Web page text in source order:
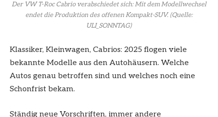
Der VW T‑Roc Cabrio verabschiedet sich: Mit dem Modellwechsel
endet die Produktion des offenen Kompakt-SUV. (Quelle:
ULI_SONNTAG)
Klassiker, Kleinwagen, Cabrios: 2025 flogen viele
bekannte Modelle aus den Autohäusern. Welche
Autos genau betroffen sind und welches noch eine
Schonfrist bekam.
Ständig neue Vorschriften, immer andere